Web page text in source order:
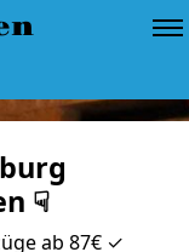
☟
ab 87€ ✓